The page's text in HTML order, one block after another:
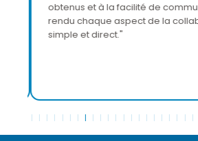
obtenus et à la facilité de
rendu chaque aspect de la
simple et direct."